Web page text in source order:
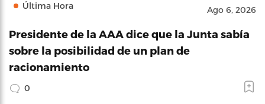
Última Hora Ago 6, 2026
Presidente de la AAA dice que la Junta sabía
sobre la posibilidad de un plan de
racionamiento
0